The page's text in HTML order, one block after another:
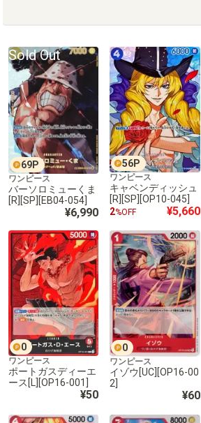
Sold Out
69P
ワンピース
バーソロミューくま
[R][SP][EB04-054]
¥6,990
56P
ワンピース
キャベンディッシュ
[R][SP][OP10-045]
2%OFF ¥5,660
0
ワンピース
ポートガスディーエ
ース[L][OP16-001]
¥50
0
ワンピース
イゾウ[UC][OP16-00
2]
¥60